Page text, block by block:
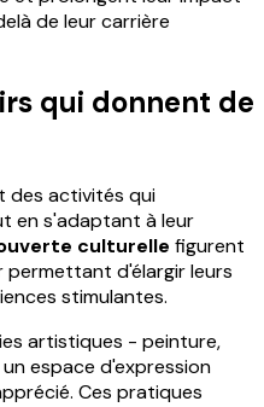
de leur carrière
qui donnent de
des activités qui
en s'adaptant à leur
culturelle figurent
permettant d'élargir leurs
stimulantes.
artistiques - peinture,
espace d'expression
Ces pratiques